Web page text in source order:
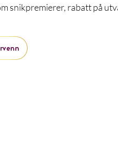
snikpremierer, rabatt på